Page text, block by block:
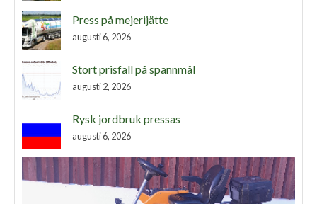
Press på mejerijätte
augusti 6, 2026
Stort prisfall på spannmål
augusti 2, 2026
Rysk jordbruk pressas
augusti 6, 2026